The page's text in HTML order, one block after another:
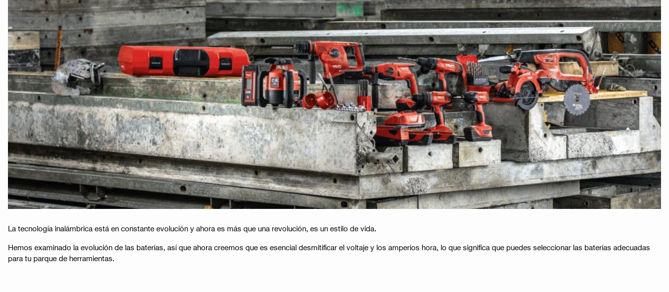
La tecnología inalámbrica está en constante evolución y ahora es más que una revolución, es un estilo de vida.
Hemos examinado la evolución de las baterías, así que ahora creemos que es esencial desmitificar el voltaje y los amperios hora, lo que significa que puedes seleccionar las baterías adecuadas
para tu parque de herramientas​​.